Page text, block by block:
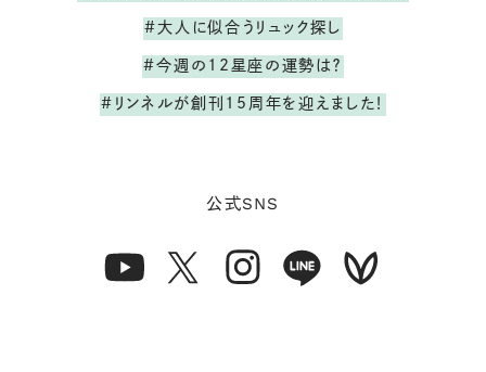
#大人に似合うリュック探し
#今週の12星座の運勢は？
#リンネルが創刊15周年を迎えました！
公式SNS